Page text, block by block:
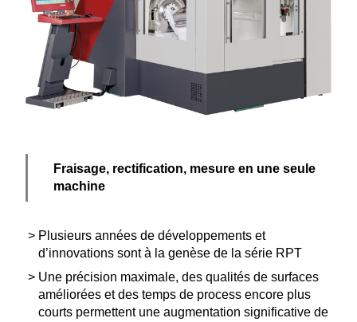
Fraisage, recti­fi­cation, mesure en une seule
machine
Plusieurs années de dévelop­pe­ments et
d’innovations sont à la genèse de la série RPT
Une précision maximale, des qualités de surfaces
améliorées et des temps de process encore plus
courts permettent une augmen­tation signi­fi­cative de